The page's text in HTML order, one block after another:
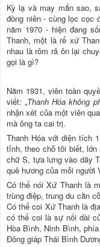
Kỳ lạ và may mắn sao,
đồng niên - cùng lọc cọc
năm 1970 - hiện đang
Thanh, một là rể xứ
nhau là rôm rả ôn lại
gọi là gì?
Năm 1931, viên toàn
viết: „Thanh Hóa không
nhận xét của một viên
mà ông ta cai trị.
Thanh Hóa với diện tích
tỉnh, theo chỗ tôi biết,
chữ S, tựa lưng vào dãy
quê hương của mỗi người
Có thể nói Xứ Thanh là
trùng điệp, trung du cằn
Có thể coi Xứ Thanh là
có thể coi là sự nối dài
Hòa Bình, Ninh Bình,
Đông giáp Thái Bình